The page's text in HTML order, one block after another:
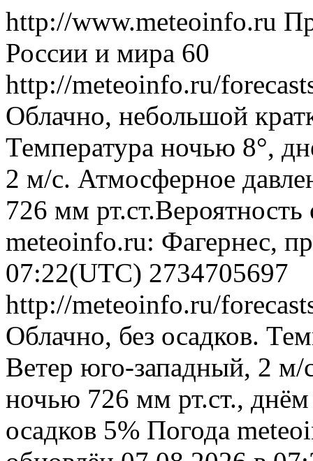
http://www.meteoinfo.ru
России и мира 60
http://meteoinfo.ru/
Облачно, небольшой
Температура ночью 8°,
2 м/с. Атмосферное
726 мм рт.ст.Вероятность
meteoinfo.ru: Фагернес,
07:22(UTC) 2734705697
http://meteoinfo.ru/
Облачно, без осадков.
Ветер юго-западный, 2 м/
ночью 726 мм рт.ст.,
осадков 5% Погода